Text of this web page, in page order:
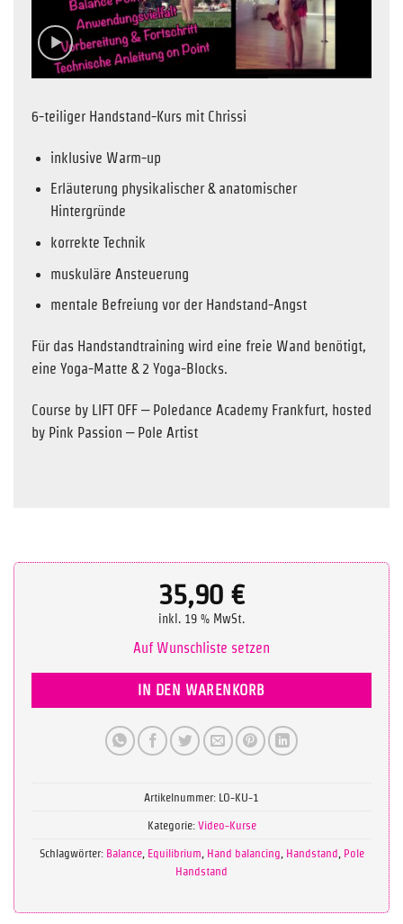
6-teiliger Handstand-Kurs mit Chrissi
inklusive Warm-up
Erläuterung physikalischer & anatomischer
Hintergründe
korrekte Technik
muskuläre Ansteuerung
mentale Befreiung vor der Handstand-Angst
Für das Handstandtraining wird eine freie Wand benötigt,
eine Yoga-Matte & 2 Yoga-Blocks.
Course by LIFT OFF – Poledance Academy Frankfurt, hosted
by Pink Passion – Pole Artist
35,90 €
inkl. 19 % MwSt.
Auf Wunschliste setzen
IN DEN WARENKORB
Artikelnummer: LO-KU-1
Kategorie: Video-Kurse
Schlagwörter: Balance, Equilibrium Hand balancing Handstand Pole
Handstand